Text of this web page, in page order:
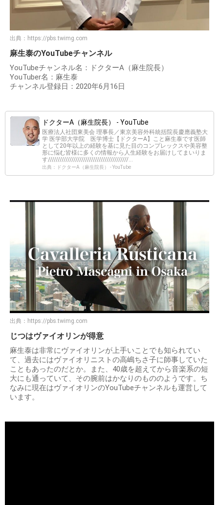
出典： https://pbs.twimg.com
麻生泰のYouTubeチャンネル
YouTubeチャンネル名：ドクターA（麻生院長）
YouTuber名：麻生泰
チャンネル登録日：2020年6月16日
ドクターA（麻生院長） - YouTube
医療法人社団東美会 理事長／東京美容外科統括院長慶應義塾大
学 医学部大学院 医学博士【ドクターA】こと麻生泰です医師
として20年以上の経験を基に見た目のコンプレックスや美容整
形に悩む皆様に多くの情報から人生経験をお届けしてまいりま
す/////////////////////////////////////////...
出典：ドクターA（麻生院長） - YouTube
出典： https://pbs.twimg.com
じつはヴァイオリンが得意
麻生泰は非常にヴァイオリンが上手いことでも知られてい
て、過去にはヴァイオリニストの高嶋ちさ子に師事していた
こともあったのだとか。また、40歳を超えてから音楽系の短
大にも通っていて、その腕前はかなりのもののようです。ち
なみに現在はヴァイオリンのYouTubeチャンネルも運営して
います。